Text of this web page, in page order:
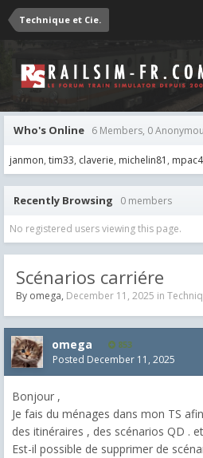
Technique et Cie.
Who's Online 6 Members, 0
janmon tim33 claverie michelin81
Recently Browsing 0 members
No registered users viewing this page.
Scénarios carriére
By omega, December 11, 2025 in
omega 853
Posted December 11, 2025
Bonjour ,
Je fais du ménages dans mon TS
des itinéraires , des scénarios QD .
Est-il possible de supprimer de